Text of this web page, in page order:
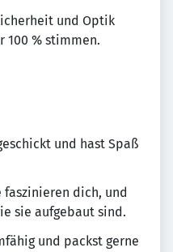
und Optik
100 % stimmen.
und hast Spaß
faszinieren dich, und
sie aufgebaut sind.
und packst gerne